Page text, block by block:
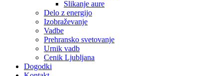
Slikanje aure
Delo z energijo
Izobraževanje
Vadbe
Prehransko svetovanje
Urnik vadb
Cenik Ljubljana
Dogodki